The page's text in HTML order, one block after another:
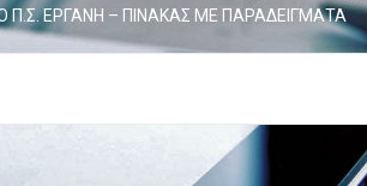
Π.Σ. ΕΡΓΑΝΗ – ΠΙΝΑΚΑΣ ΜΕ ΠΑΡΑΔΕΙΓΜΑΤΑ